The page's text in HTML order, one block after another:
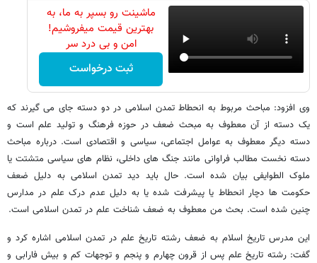
ماشینت رو بسپر به ما، به
بهترین قیمت میفروشیم!
امن و بی درد سر
ثبت درخواست
وی افزود: مباحث مربوط به انحطاط تمدن اسلامی در دو دسته جای می گیرند که
یک دسته از آن معطوف به مبحث ضعف در حوزه فرهنگ و تولید علم است و
دسته دیگر معطوف به عوامل اجتماعی، سیاسی و اقتصادی است. درباره مباحث
دسته نخست مطالب فراوانی مانند جنگ های داخلی، نظام های سیاسی متشتت یا
ملوک الطوایفی بیان شده است. حال باید دید تمدن اسلامی به دلیل ضعف
حکومت ها دچار انحطاط یا پیشرفت شده یا به دلیل عدم درک علم در مدارس
چنین شده است. بحث من معطوف به ضعف شناخت علم در تمدن اسلامی است.
این مدرس تاریخ اسلام به ضعف رشته تاریخ علم در تمدن اسلامی اشاره کرد و
گفت: رشته تاریخ علم پس از قرون چهارم و پنجم و توجهات کم و بیش فارابی و